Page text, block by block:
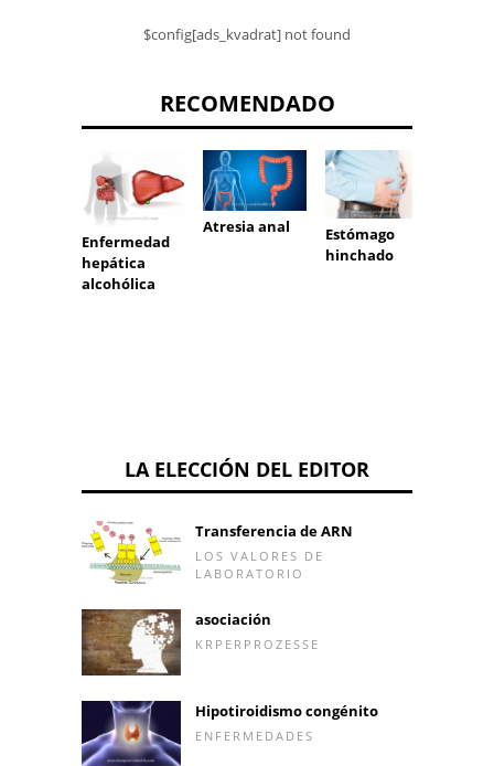
$config[ads_kvadrat] not found
RECOMENDADO
Enfermedad
hepática
alcohólica
Atresia anal
Estómago
hinchado
LA ELECCIÓN DEL EDITOR
Transferencia de ARN
LOS VALORES DE
LABORATORIO
asociación
KRPERPROZESSE
Hipotiroidismo congénito
ENFERMEDADES